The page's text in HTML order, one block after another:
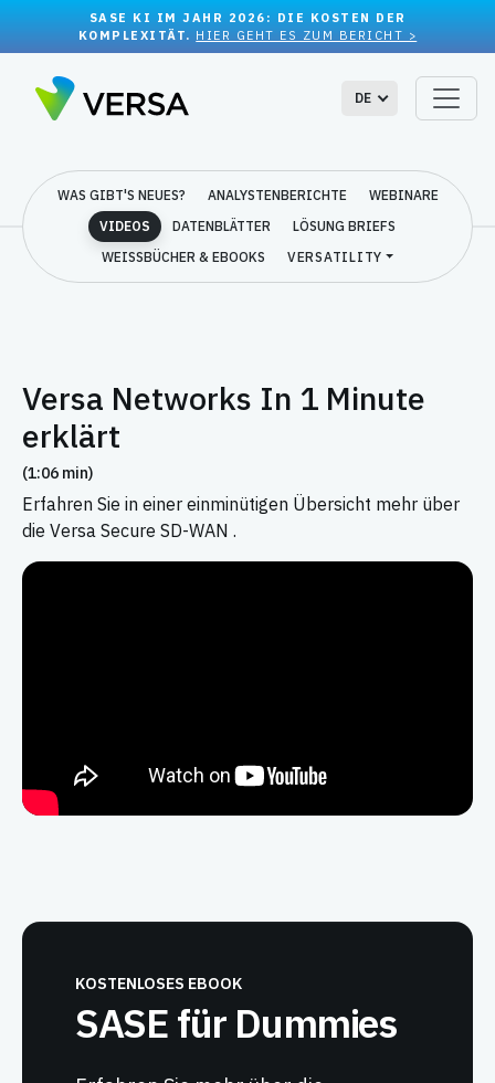
SASE KI IM JAHR 2026: DIE KOSTEN DER
KOMPLEXITÄT. HIER GEHT ES ZUM BERICHT >
DE
WAS GIBT'S NEUES? ANALYSTENBERICHTE
WEBINARE
VIDEOS
DATENBLÄTTER
LÖSUNG BRIEFS
WEISSBÜCHER & EBOOKS
VERSATILITY
Versa Networks In 1 Minute
erklärt
(1:06 min)
Erfahren Sie in einer einminütigen Übersicht mehr über
die Versa Secure SD-WAN .
KOSTENLOSES EBOOK
SASE für Dummies